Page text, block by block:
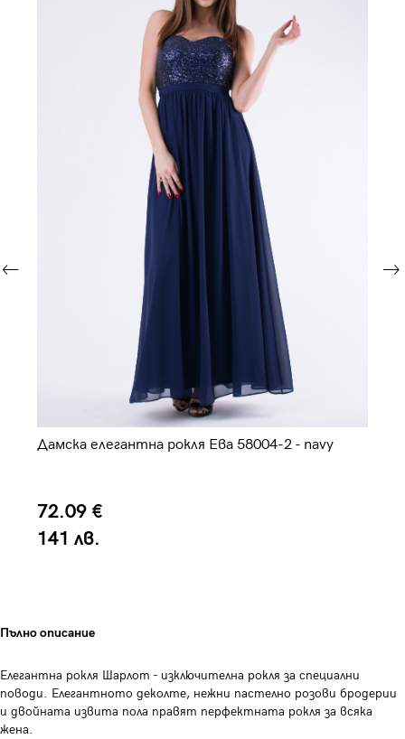
Дамска елегантна рокля Ева 58004-2 - navy
72.09 €
141 лв.
Пълно описание
Елегантна рокля Шарлот - изключителна рокля за специални
поводи. Елегантното деколте, нежни пастелно розови бродерии
и двойната извита пола правят перфектната рокля за всяка
жена.